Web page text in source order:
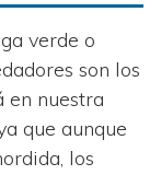
verde o
son los
en nuestra
que aunque
los